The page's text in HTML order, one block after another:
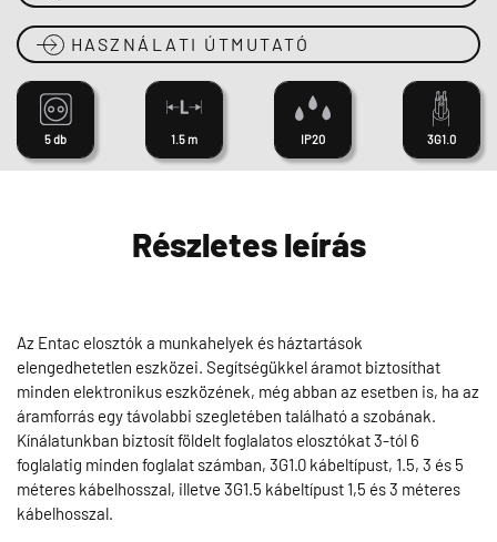
HASZNÁLATI ÚTMUTATÓ
5 db 1.5 m IP20 3G1.0
Részletes leírás
Az Entac elosztók a munkahelyek és háztartások
elengedhetetlen eszközei. Segítségükkel áramot biztosíthat
minden elektronikus eszközének, még abban az esetben is, ha az
áramforrás egy távolabbi szegletében található a szobának.
Kínálatunkban biztosít földelt foglalatos elosztókat 3-tól 6
foglalatig minden foglalat számban, 3G1.0 kábeltípust, 1.5, 3 és 5
méteres kábelhosszal, illetve 3G1.5 kábeltípust 1,5 és 3 méteres
kábelhosszal.